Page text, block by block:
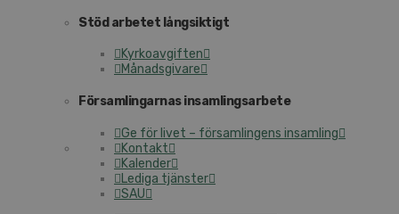
Stöd arbetet långsiktigt
Kyrkoavgiften
Månadsgivare
Församlingarnas insamlingsarbete
Ge för livet – församlingens insamling
Kontakt
Kalender
Lediga tjänster
SAU